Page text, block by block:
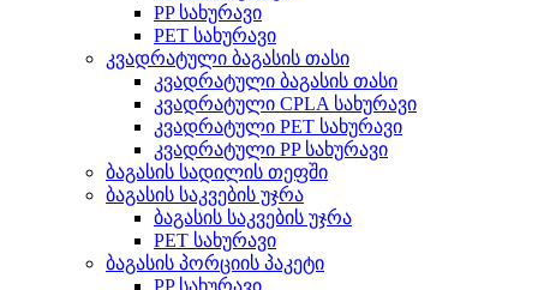
PP სახურავი
PET სახურავი
კვადრატული ბაგასის თასი
კვადრატული ბაგასის თასი
კვადრატული CPLA სახურავი
კვადრატული PET სახურავი
კვადრატული PP სახურავი
ბაგასის სადილის თეფში
ბაგასის საკვების უჯრა
ბაგასის საკვების უჯრა
PET სახურავი
ბაგასის პორციის პაკეტი
PP სახურავი